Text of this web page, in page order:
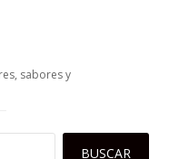
sabores y